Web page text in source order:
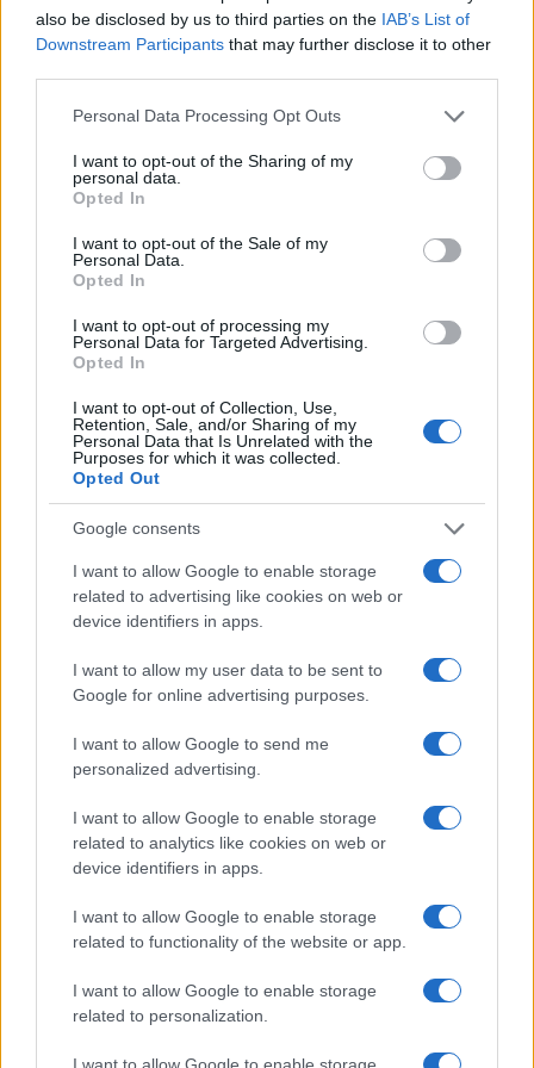
also be disclosed by us to third parties on the IAB’s List of
Downstream Participants that may further disclose it to other
Please note that this website/app uses one or more Google
not limited to your visit or usage behaviour. You may click to
grant or deny consent to Google and its third-party tags to
use your data for below specified purposes in below Google
consent section.
Personal Data Processing Opt Outs
I want to opt-out of the Sharing of my
personal data.
Opted In
I want to opt-out of the Sale of my
Personal Data.
Opted In
I want to opt-out of processing my
Personal Data for Targeted Advertising.
Opted In
I want to opt-out of Collection, Use,
Retention, Sale, and/or Sharing of my
Personal Data that Is Unrelated with the
Purposes for which it was collected.
Opted Out
Google consents
I want to allow Google to enable storage
related to advertising like cookies on web or
device identifiers in apps.
I want to allow my user data to be sent to
Google for online advertising purposes.
I want to allow Google to send me
personalized advertising.
I want to allow Google to enable storage
related to analytics like cookies on web or
device identifiers in apps.
I want to allow Google to enable storage
related to functionality of the website or app.
I want to allow Google to enable storage
related to personalization.
I want to allow Google to enable storage
NECROLOGIE
Mario Malu
Martina Agostina Diturco
I nostri cari
I nostri cari
I nostri cari
Giovannimaria Cabras
Invia un Comunicato Stampa